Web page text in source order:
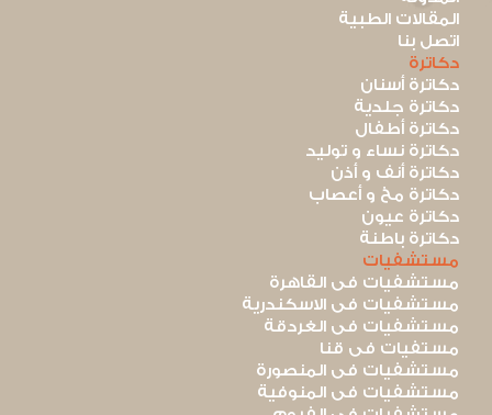
المقالات الطبية
اتصل بنا
دكاترة
دكاترة أسنان
دكاترة جلدية
دكاترة أطفال
دكاترة نساء و توليد
دكاترة أنف و أذن
دكاترة مخ و أعصاب
دكاترة عيون
دكاترة باطنة
مستشفيات
مستشفيات فى القاهرة
مستشفيات فى الاسكندرية
مستشفيات فى الغردقة
مستفيات فى قنا
مستشفيات فى المنصورة
مستشفيات فى المنوفية